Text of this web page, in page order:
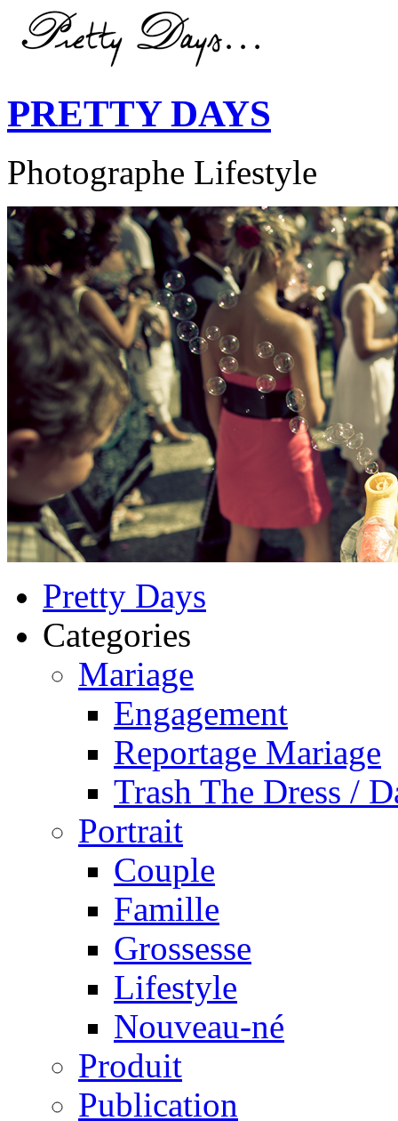
PRETTY DAYS
Photographe Lifestyle
Pretty Days
Categories
Mariage
Engagement
Reportage Mariage
Trash The Dress /
Portrait
Couple
Famille
Grossesse
Lifestyle
Nouveau-né
Produit
Publication